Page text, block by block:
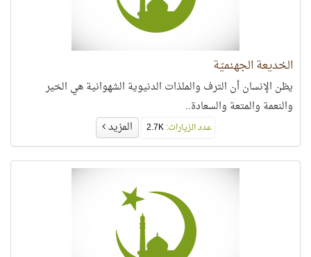
الخديعة الجهنميّة
يظن الإنسان أن الترف والملذات الدنيوية الشهوانية هي الخير
والنعمة والمتعة والسعادة..
عدد الزيارات: المزيد